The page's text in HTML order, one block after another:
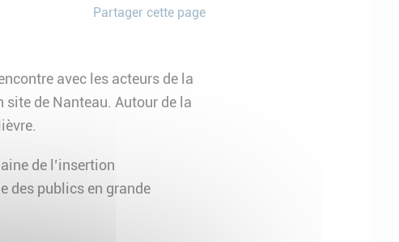
Partager cette page
avec les acteurs de la
de Nanteau. Autour de la
de l’insertion
des publics en grande